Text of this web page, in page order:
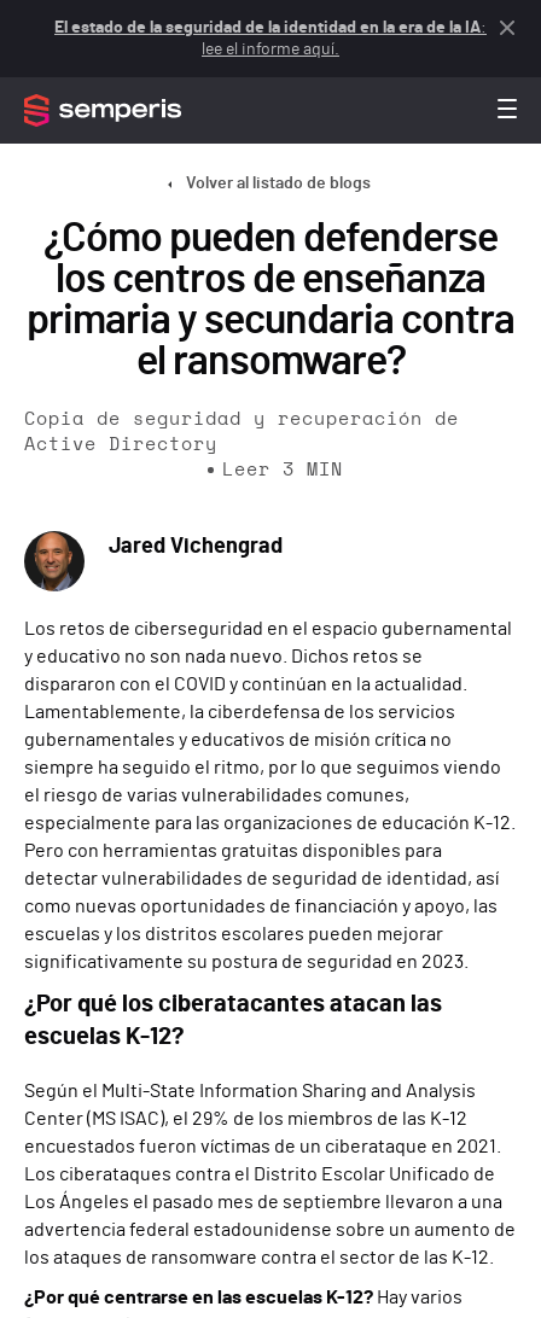
El estado de la seguridad de la identidad en la era de la IA:
lee el informe aquí.
Volver al listado de blogs
¿Cómo pueden defenderse
los centros de enseñanza
primaria y secundaria contra
el ransomware?
Copia de seguridad y recuperación de
Active Directory
Leer
3 MIN
Jared Vichengrad
Los retos de ciberseguridad en el espacio gubernamental
y educativo no son nada nuevo. Dichos retos se
dispararon con el COVID y continúan en la actualidad.
Lamentablemente, la ciberdefensa de los servicios
gubernamentales y educativos de misión crítica no
siempre ha seguido el ritmo, por lo que seguimos viendo
el riesgo de varias vulnerabilidades comunes,
especialmente para las organizaciones de educación K-12.
Pero con herramientas gratuitas disponibles para
detectar vulnerabilidades de seguridad de identidad, así
como nuevas oportunidades de financiación y apoyo, las
escuelas y los distritos escolares pueden mejorar
significativamente su postura de seguridad en 2023.
¿Por qué los ciberatacantes atacan las
escuelas K-12?
Según el Multi-State Information Sharing and Analysis
Center (MS ISAC), el 29% de los miembros de las K-12
encuestados fueron víctimas de un ciberataque en 2021.
Los ciberataques contra el Distrito Escolar Unificado de
Los Ángeles el pasado mes de septiembre llevaron a una
advertencia federal estadounidense sobre un aumento de
los ataques de ransomware contra el sector de las K-12.
¿Por qué centrarse en las escuelas K-12? Hay varios